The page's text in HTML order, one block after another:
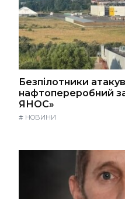
Безпілотники
нафтопереробний
ЯНОС»
# НОВИНИ